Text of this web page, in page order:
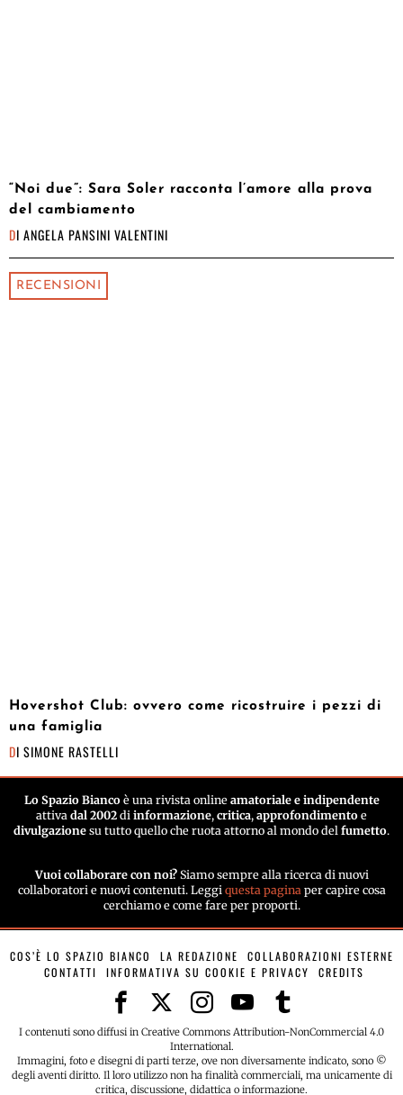
“Noi due”: Sara Soler racconta l’amore alla prova
del cambiamento
DI ANGELA PANSINI VALENTINI
RECENSIONI
Hovershot Club: ovvero come ricostruire i pezzi di
una famiglia
DI SIMONE RASTELLI
Lo Spazio Biancoè una rivista online amatoriale e indipendente
attiva dal 2002 di informazione, critica, approfondimento e
divulgazione su tutto quello che ruota attorno al mondo del fumetto.
Vuoi collaborare con noi? Siamo sempre alla ricerca di nuovi
collaboratori e nuovi contenuti. Leggi questa paginaper capire cosa
cerchiamo e come fare per proporti.
COS’È LO SPAZIO BIANCO LA REDAZIONE
COLLABORAZIONI ESTERNE
CONTATTI
INFORMATIVA SU COOKIE E PRIVACY CREDITS
I contenuti sono diffusi in Creative Commons Attribution-NonCommercial 4.0
International.
Immagini, foto e disegni di parti terze, ove non diversamente indicato, sono ©
degli aventi diritto. Il loro utilizzo non ha finalità commerciali, ma unicamente di
critica, discussione, didattica o informazione.